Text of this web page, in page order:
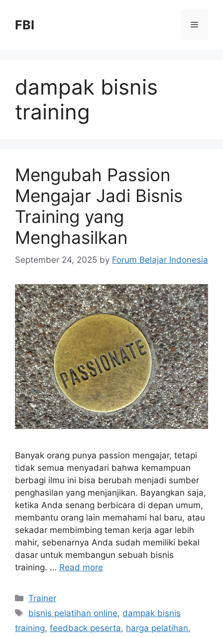
FBI
dampak bisnis
training
Mengubah Passion
Mengajar Jadi Bisnis
Training yang
Menghasilkan
September 24, 2025 by Forum Belajar Indonesia
Banyak orang punya passion mengajar, tetapi
tidak semua menyadari bahwa kemampuan
berbagi ilmu ini bisa berubah menjadi sumber
penghasilan yang menjanjikan. Bayangkan saja,
ketika Anda senang berbicara di depan umum,
membantu orang lain memahami hal baru, atau
sekadar membimbing teman kerja agar lebih
mahir, sebenarnya Anda sudah memiliki bekal
dasar untuk membangun sebuah bisnis
training. … Read more
Trainer
bisnis pelatihan online, dampak bisnis
training, feedback peserta, harga pelatihan,